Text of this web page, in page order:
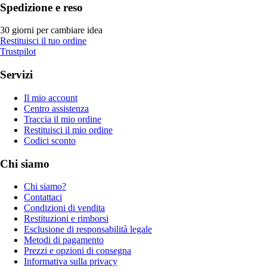
Spedizione e reso
30 giorni per cambiare idea
Restituisci il tuo ordine
Trustpilot
Servizi
Il mio account
Centro assistenza
Traccia il mio ordine
Restituisci il mio ordine
Codici sconto
Chi siamo
Chi siamo?
Contattaci
Condizioni di vendita
Restituzioni e rimborsi
Esclusione di responsabilità legale
Metodi di pagamento
Prezzi e opzioni di consegna
Informativa sulla privacy